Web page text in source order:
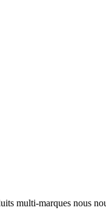
multi-marques nous